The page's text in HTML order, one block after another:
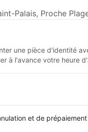
Palais, Proche
une pièce d'identité
à l'avance votre heure
et de